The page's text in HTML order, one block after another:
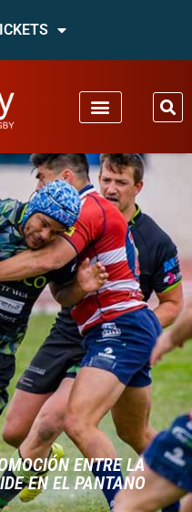
ENTRE LA
EN EL PANTANO